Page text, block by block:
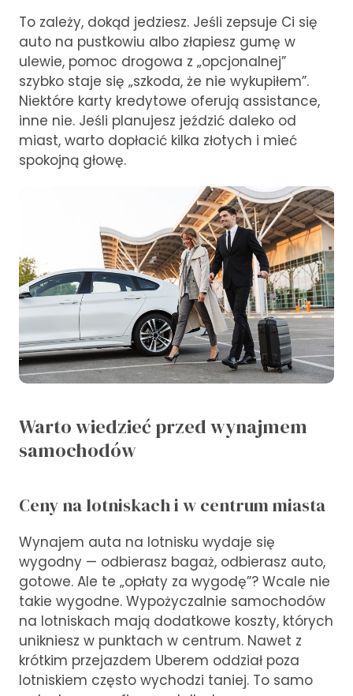
To zależy, dokąd jedziesz. Jeśli zepsuje Ci się
auto na pustkowiu albo złapiesz gumę w
ulewie, pomoc drogowa z „opcjonalnej”
szybko staje się „szkoda, że nie wykupiłem”.
Niektóre karty kredytowe oferują assistance,
inne nie. Jeśli planujesz jeździć daleko od
miast, warto dopłacić kilka złotych i mieć
spokojną głowę.
Warto wiedzieć przed wynajmem
samochodów
Ceny na lotniskach i w centrum miasta
Wynajem auta na lotnisku wydaje się
wygodny — odbierasz bagaż, odbierasz auto,
gotowe. Ale te „opłaty za wygodę”? Wcale nie
takie wygodne. Wypożyczalnie samochodów
na lotniskach mają dodatkowe koszty, których
unikniesz w punktach w centrum. Nawet z
krótkim przejazdem Uberem oddział poza
lotniskiem często wychodzi taniej. To samo